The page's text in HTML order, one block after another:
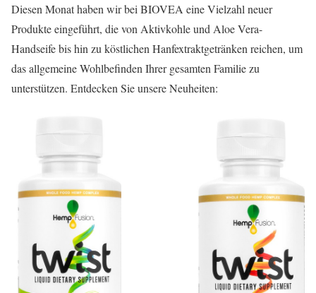
Diesen Monat haben wir bei BIOVEA eine Vielzahl neuer
Produkte eingeführt, die von Aktivkohle und Aloe Vera-
Handseife bis hin zu köstlichen Hanfextraktgetränken reichen, um
das allgemeine Wohlbefinden Ihrer gesamten Familie zu
unterstützen. Entdecken Sie unsere Neuheiten: